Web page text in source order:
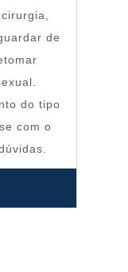
de
do tipo
com o